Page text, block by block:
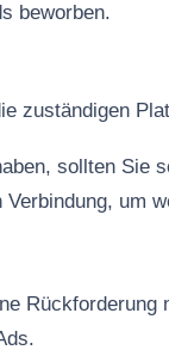
beworben.
zuständigen
sollten Sie
um
Rückforderung